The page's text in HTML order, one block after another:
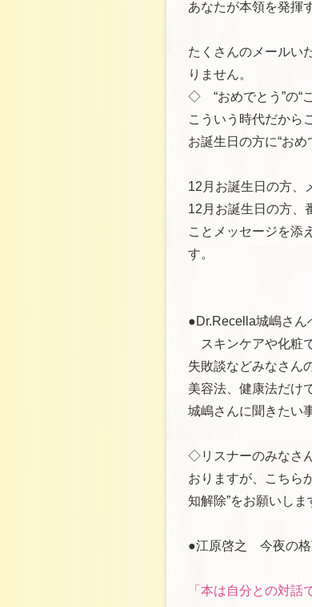
あなたが本領を発揮
たくさんのメールい
りません。
◇ “おめでとう”の“
こういう時代だから
お誕生日の方に“おめ
12月お誕生日の方、
12月お誕生日の方、
ことメッセージを添
す。
●Dr.Recella城嶋さん
スキンケアや化粧
失敗談などみなさん
美容法、健康法だけ
城嶋さんに聞きたい
◇リスナーのみなさ
おりますが、こちら
知解除”をお願いしま
●江原啓之 今夜の
「本は自分との対話